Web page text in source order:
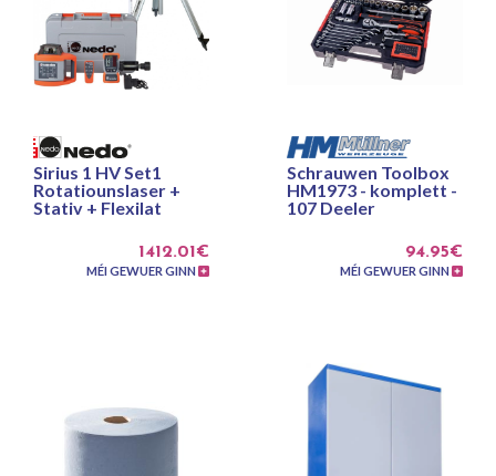
Sirius 1 HV Set1
Rotatiounslaser +
Stativ + Flexilat
1412.01€
MÉI GEWUER GINN
Schrauwen Toolbox
HM1973 - komplett -
107 Deeler
94.95€
MÉI GEWUER GINN